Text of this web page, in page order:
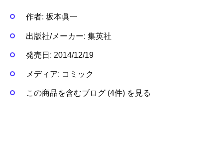
作者: 坂本眞一
出版社/メーカー: 集英社
発売日: 2014/12/19
メディア: コミック
この商品を含むブログ (4件) を見る